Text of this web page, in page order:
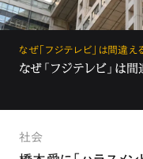
なぜ「フジテレビ」は間違え
なぜ「フジテレビ」は間
社会